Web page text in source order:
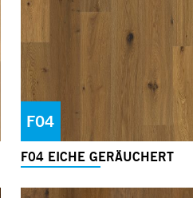
F04
F04 EICHE GERÄUCHERT